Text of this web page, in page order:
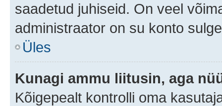
saadetud juhiseid. On veel
administraator on su konto
Üles
Kunagi ammu liitusin, aga
Kõigepealt kontrolli oma